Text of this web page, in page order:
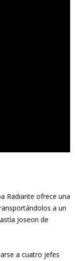
Radiante ofrece una
a un
Joseon de
a cuatro jefes